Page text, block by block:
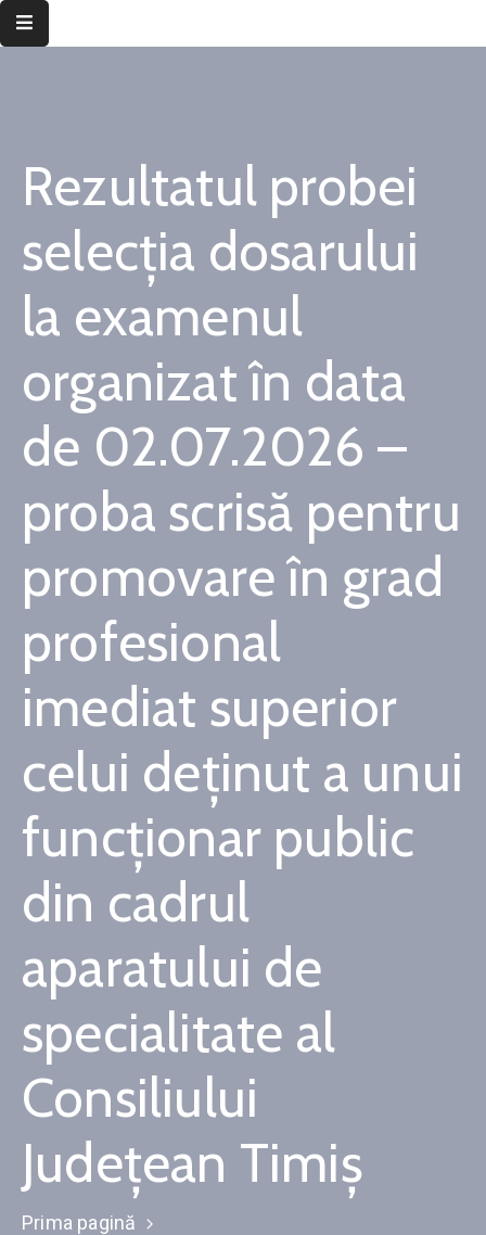
Informații
de
public
Transparență
decizională
Integritate
instituțională
Județul
Timiș
Contact
Monitorul
Oficial
Rezultatul probei
selecția dosarului
la examenul
organizat în data
de 02.07.2026 –
proba scrisă pentru
promovare în grad
profesional
imediat superior
celui deținut a unui
funcționar public
din cadrul
aparatului de
specialitate al
Consiliului
Județean Timiș
Prima pagină